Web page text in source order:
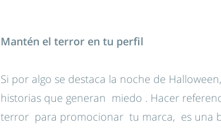
Mantén el terror en tu perfil
Si por algo se destaca la noche de
historias que generan miedo . Hacer
terror para promocionar tu marca, es una